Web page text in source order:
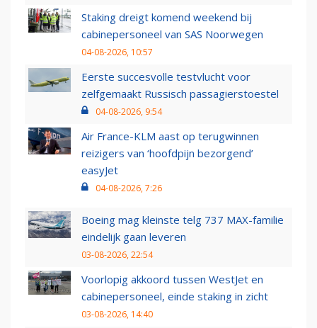
Staking dreigt komend weekend bij
cabinepersoneel van SAS Noorwegen
04-08-2026, 10:57
Eerste succesvolle testvlucht voor
zelfgemaakt Russisch passagierstoestel
04-08-2026, 9:54
Air France-KLM aast op terugwinnen
reizigers van ‘hoofdpijn bezorgend’
easyJet
04-08-2026, 7:26
Boeing mag kleinste telg 737 MAX-familie
eindelijk gaan leveren
03-08-2026, 22:54
Voorlopig akkoord tussen WestJet en
cabinepersoneel, einde staking in zicht
03-08-2026, 14:40